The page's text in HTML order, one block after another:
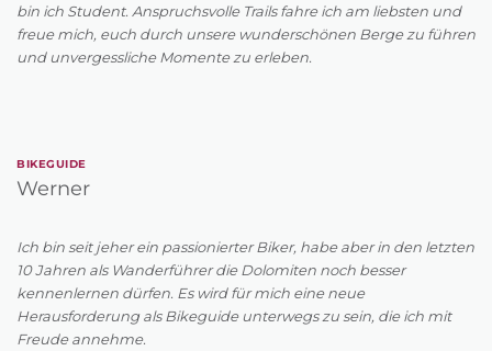
bin ich Student. Anspruchsvolle Trails fahre ich am liebsten und
freue mich, euch durch unsere wunderschönen Berge zu führen
und unvergessliche Momente zu erleben.
BIKEGUIDE
Werner
Ich bin seit jeher ein passionierter Biker, habe aber in den letzten
10 Jahren als Wanderführer die Dolomiten noch besser
kennenlernen dürfen. Es wird für mich eine neue
Herausforderung als Bikeguide unterwegs zu sein, die ich mit
Freude annehme.